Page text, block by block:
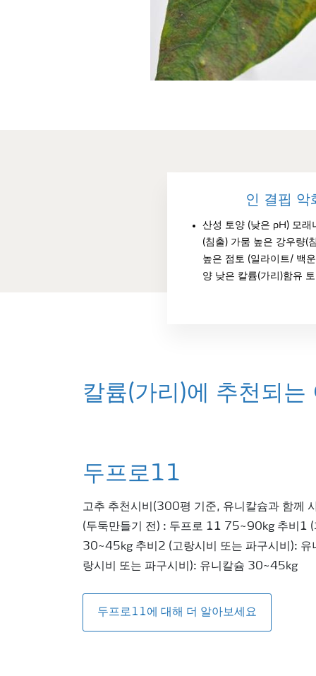
인 결핍 악
산성 토양 (낮은 pH) 모래
(침출) 가뭄 높은 강우량(
높은 점토 (일라이트/ 백
양 낮은 칼륨(가리)함유
칼륨(가리)에 추천되는
두프로11
고추 추천시비(300평 기준, 유니칼슘과 함께
(두둑만들기 전) : 두프로 11 75~90kg 추비1 (
30~45kg 추비2 (고랑시비 또는 파구시비):
랑시비 또는 파구시비): 유니칼슘 30~45kg
두프로11에 대해 더 알아보세요